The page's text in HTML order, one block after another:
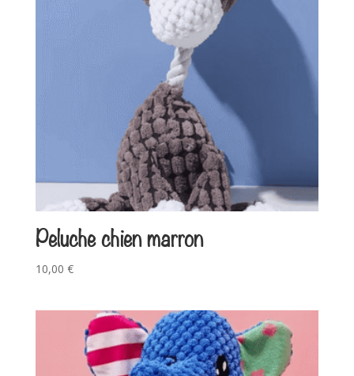
Peluche chien marron
10,00 €